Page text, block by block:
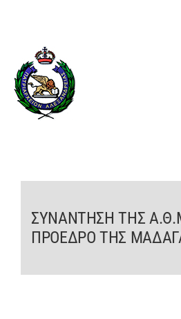
περιεχόμενο
O ΠΑΤΡΙΑΡΧΗΣ
ΤΟ ΠΑΤΡΙΑΡΧΕΙΟ
KEIMENA
ΣΥΝΑΝΤΗΣΗ ΤΗΣ
ΠΡΟΕΔΡΟ ΤΗΣ